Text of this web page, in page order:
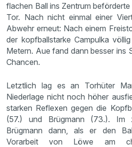
flachen Ball ins Zentrum
Tor. Nach nicht einmal einer
Abwehr erneut: Nach einem
der kopfballstarke Campulka
Metern. Aue fand dann besser ins
Chancen.
Letztlich lag es an Torhüter
Niederlage nicht noch höher
starken Reflexen gegen die
(57.) und Brügmann (73.). Im
Brügmann dann, als er den
Vorarbeit von Löwe am